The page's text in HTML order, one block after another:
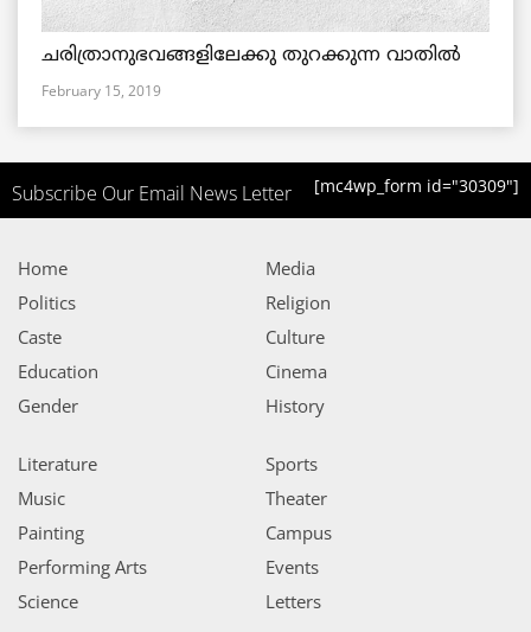
ചരിത്രാനുഭവങ്ങളിലേക്കു തുറക്കുന്ന വാതില്‍
February 15, 2019
Subscribe Our Email News Letter [mc4wp_form id="30309"]
Home
Politics
Caste
Education
Gender
Media
Religion
Culture
Cinema
History
Literature
Music
Painting
Performing Arts
Science
Sports
Theater
Campus
Events
Letters